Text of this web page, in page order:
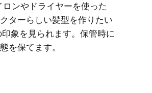
ンやドライヤーを使った
ターらしい髪型を作りたい
象を見られます。保管時に
を保てます。